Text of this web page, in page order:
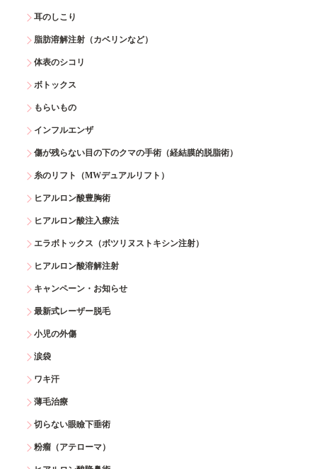
耳のしこり
脂肪溶解注射（カベリンなど）
体表のシコリ
ボトックス
もらいもの
インフルエンザ
傷が残らない目の下のクマの手術（経結膜的脱脂術）
糸のリフト（MWデュアルリフト）
ヒアルロン酸豊胸術
ヒアルロン酸注入療法
エラボトックス（ボツリヌストキシン注射）
ヒアルロン酸溶解注射
キャンペーン・お知らせ
最新式レーザー脱毛
小児の外傷
涙袋
ワキ汗
薄毛治療
切らない眼瞼下垂術
粉瘤（アテローマ）